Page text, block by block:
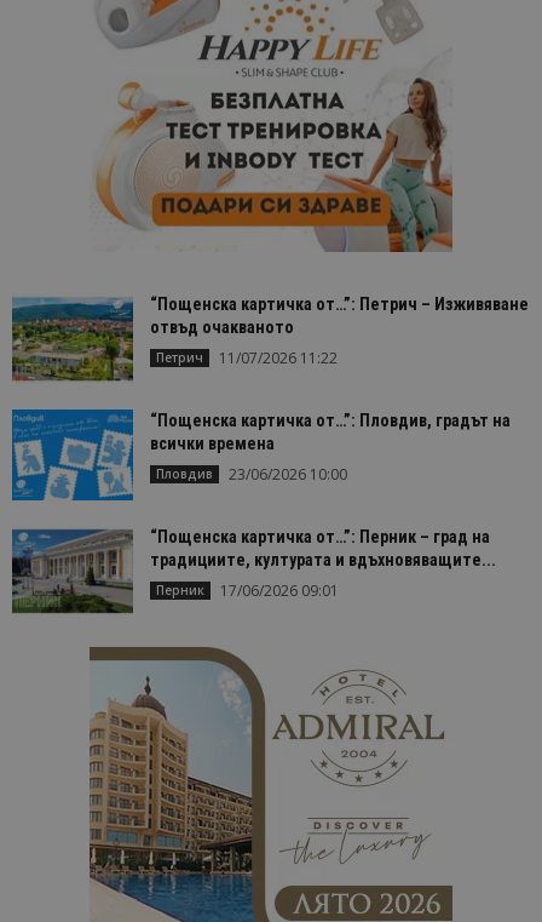
“Пощенска картичка от…”: Петрич – Изживяване
отвъд очакваното
Петрич 11/07/2026 11:22
“Пощенска картичка от…”: Пловдив, градът на
всички времена
Пловдив 23/06/2026 10:00
“Пощенска картичка от…”: Перник – град на
традициите, културата и вдъхновяващите...
Перник 17/06/2026 09:01